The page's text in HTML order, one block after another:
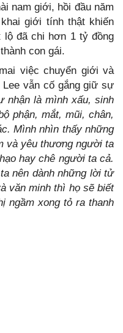
nam giới, hồi đầu năm
giới tính thật khiến
đã chi hơn 1 tỷ đồng
con gái.
việc chuyển giới và
vẫn cố gắng giữ sự
nhận là mình xấu, sinh
phận, mắt, mũi, chân,
Mình nhìn thấy những
và yêu thương người ta
hay chê người ta cả.
nên dành những lời tử
văn minh thì họ sẽ biết
ngầm xong tỏ ra thanh